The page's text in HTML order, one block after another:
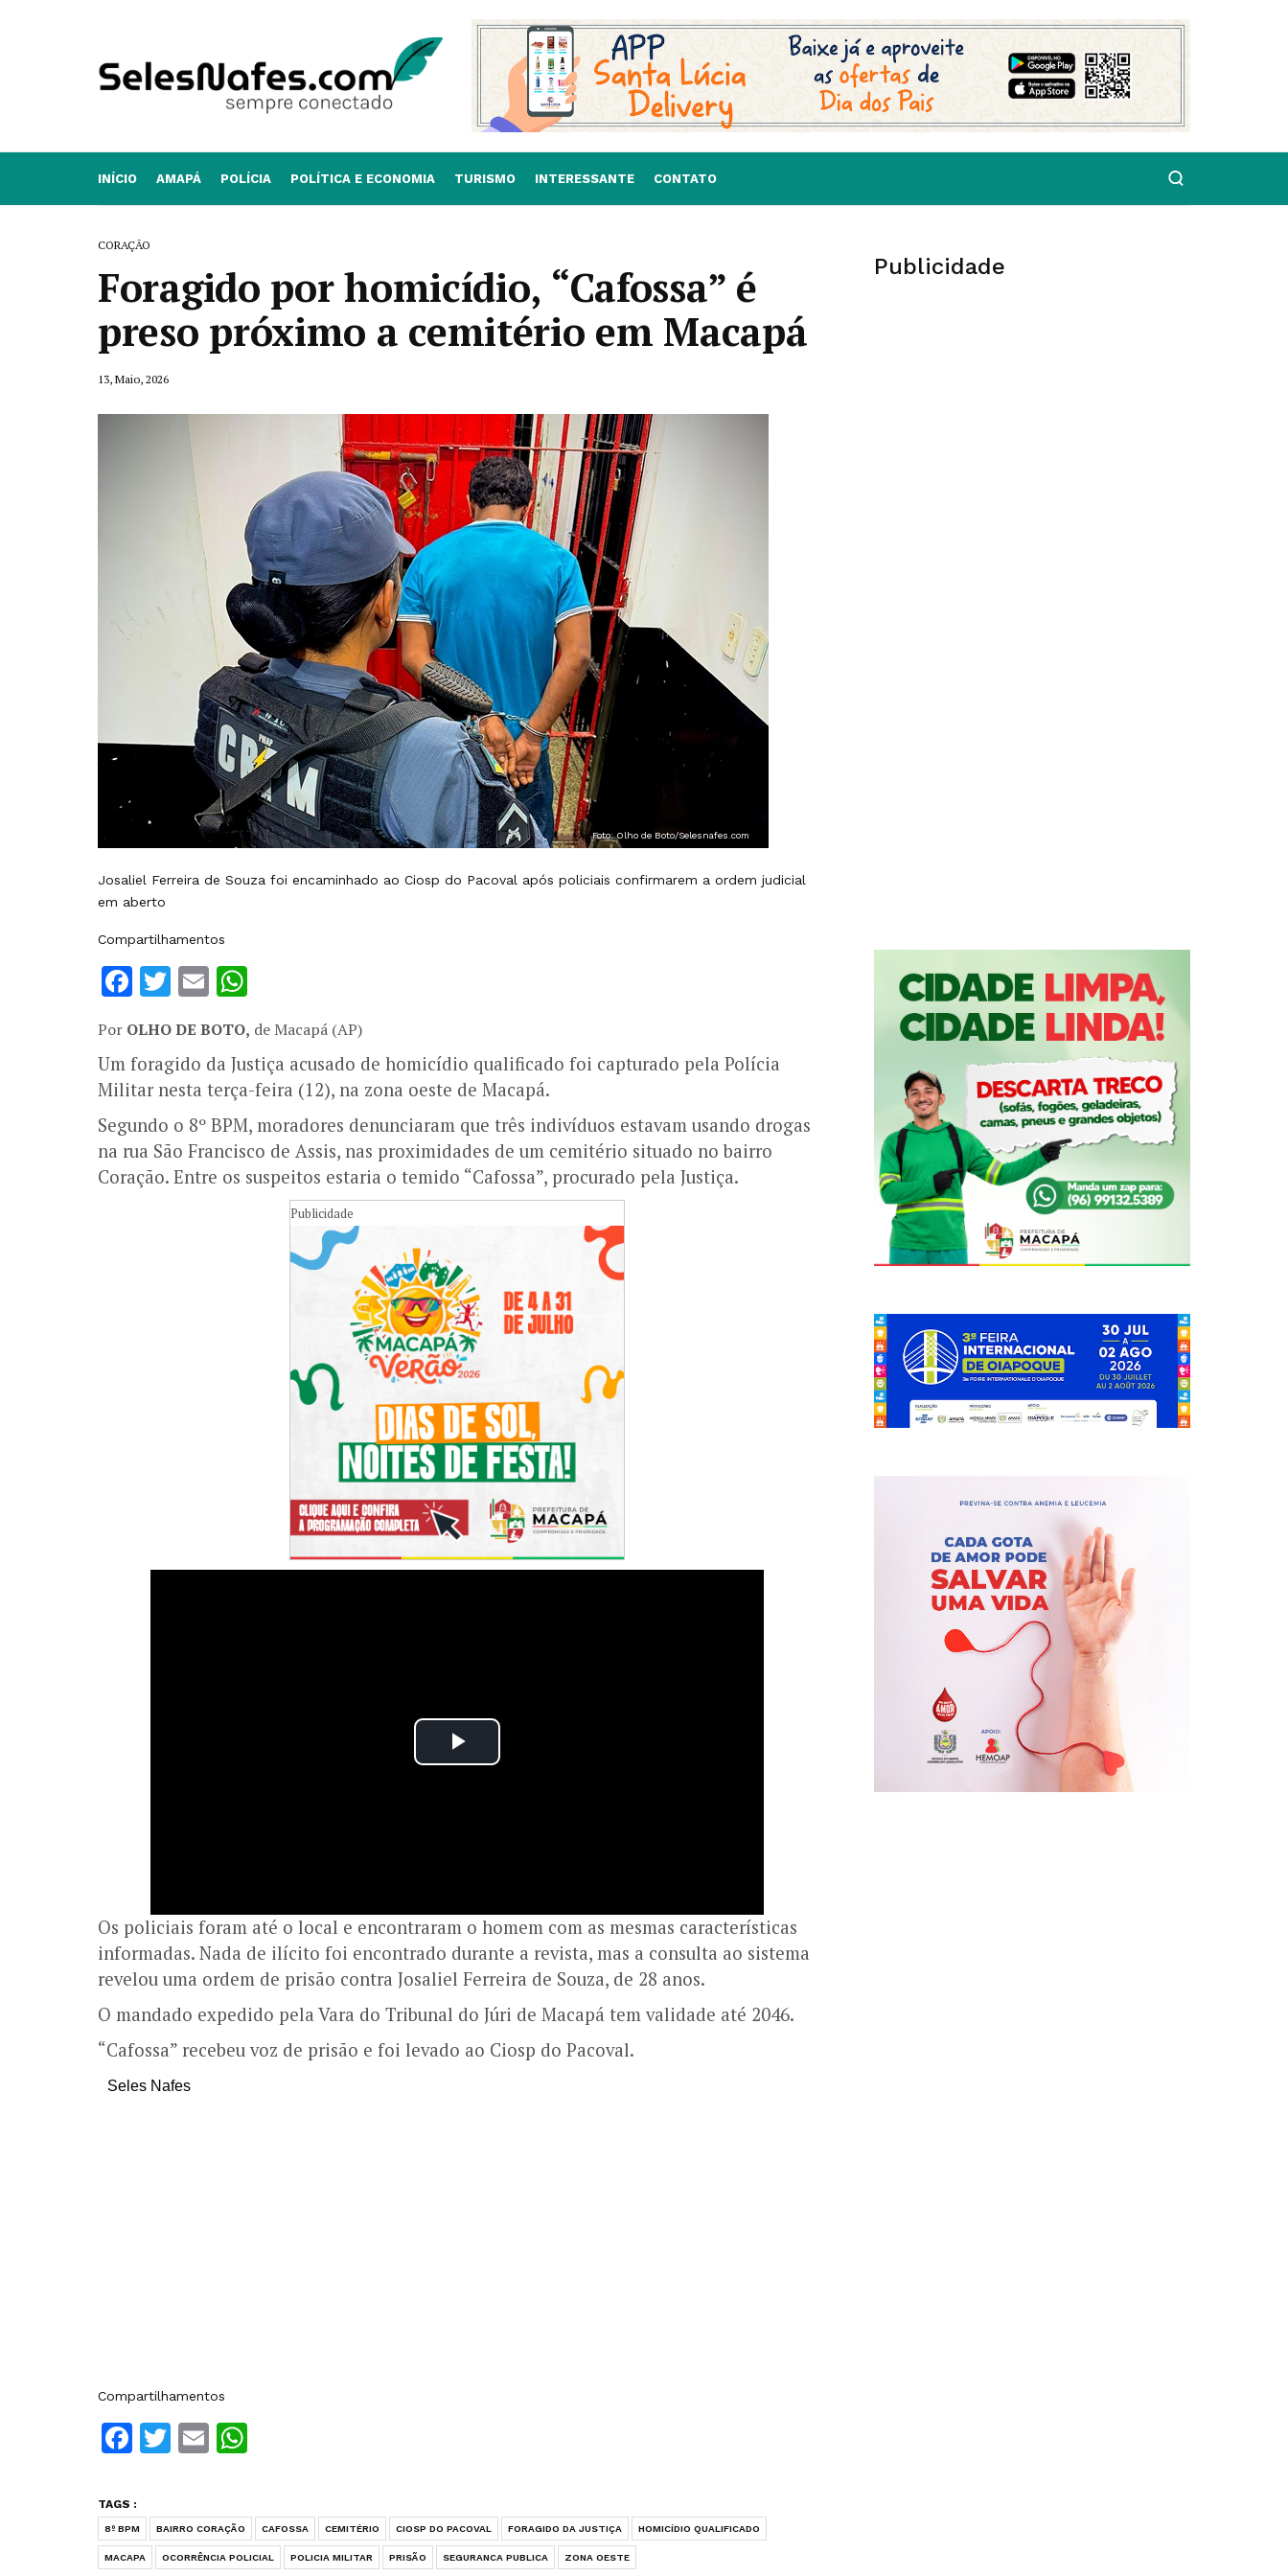
INÍCIO AMAPÁ POLÍCIA POLÍTICA E ECONOMIA TURISMO INTERESSANTE CONTATO
CORAÇÃO
Foragido por homicídio, “Cafossa” é
preso próximo a cemitério em Macapá
13, Maio, 2026
Foto: Olho de Boto/Selesnafes.com
Josaliel Ferreira de Souza foi encaminhado ao Ciosp do Pacoval após policiais confirmarem a ordem judicial
em aberto
Compartilhamentos
Facebook
Twitter
Email
Por OLHO DE BOTO, de Macapá (AP)
Um foragido da Justiça acusado de homicídio qualificado foi capturado pela Polícia
Militar nesta terça-feira (12), na zona oeste de Macapá.
Segundo o 8º BPM, moradores denunciaram que três indivíduos estavam usando drogas
na rua São Francisco de Assis, nas proximidades de um cemitério situado no bairro
Coração. Entre os suspeitos estaria o temido “Cafossa”, procurado pela Justiça.
Publicidade
Os policiais foram até o local e encontraram o homem com as mesmas características
informadas. Nada de ilícito foi encontrado durante a revista, mas a consulta ao sistema
revelou uma ordem de prisão contra Josaliel Ferreira de Souza, de 28 anos.
O mandado expedido pela Vara do Tribunal do Júri de Macapá tem validade até 2046.
“Cafossa” recebeu voz de prisão e foi levado ao Ciosp do Pacoval.
Seles Nafes
Compartilhamentos
Facebook
Twitter
Email
TAGS :
8º BPM BAIRRO CORAÇÃO CAFOSSA CEMITÉRIO CIOSP DO PACOVAL FORAGIDO DA JUSTIÇA HOMICÍDIO QUALIFICADO
MACAPA OCORRÊNCIA POLICIAL POLICIA MILITAR PRISÃO SEGURANCA PUBLICA ZONA OESTE
Publicidade